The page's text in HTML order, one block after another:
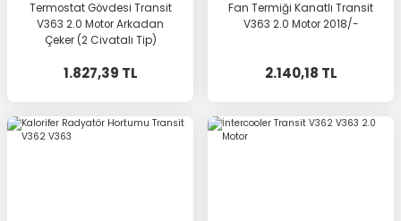
Termostat Gövdesi Transit
V363 2.0 Motor Arkadan
Çeker (2 Civatalı Tip)
1.827,39 TL
Fan Termiği Kanatlı Transit
V363 2.0 Motor 2018/-
2.140,18 TL